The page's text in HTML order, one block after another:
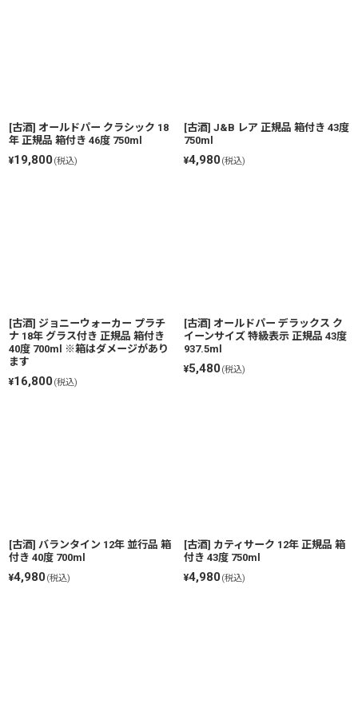
[古酒] オールドパー クラシック 18
年 正規品 箱付き 46度 750ml
¥19,800(税込)
[古酒] J&B レア 正規品 箱付き 43度
750ml
¥4,980(税込)
[古酒] ジョニーウォーカー プラチ
ナ 18年 グラス付き 正規品 箱付き
40度 700ml ※箱はダメージがあり
ます
¥16,800(税込)
[古酒] オールドパー デラックス ク
イーンサイズ 特級表示 正規品 43度
937.5ml
¥5,480(税込)
[古酒] バランタイン 12年 並行品 箱
付き 40度 700ml
¥4,980(税込)
[古酒] カティサーク 12年 正規品 箱
付き 43度 750ml
¥4,980(税込)